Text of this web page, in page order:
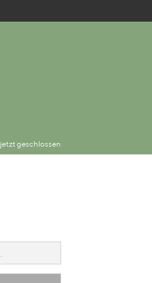
BLOG / SOCIAL
jetzt geschlossen